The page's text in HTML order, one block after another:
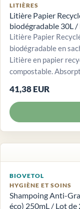
LITIÈRES
Litière Papier
biodégradable 30L /
Litière Papier
biodégradable en
Litière en papier
compostable.
41,38 EUR
BIOVETOL
HYGIÈNE ET SOINS
Shampoing Anti-
éco) 250mL / Lot de